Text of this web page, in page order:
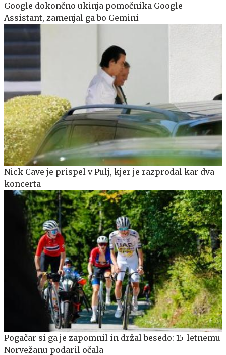
Google dokončno ukinja pomočnika Google
Assistant, zamenjal ga bo Gemini
Nick Cave je prispel v Pulj, kjer je razprodal kar dva
koncerta
Pogačar si ga je zapomnil in držal besedo: 15-letnemu
Norvežanu podaril očala